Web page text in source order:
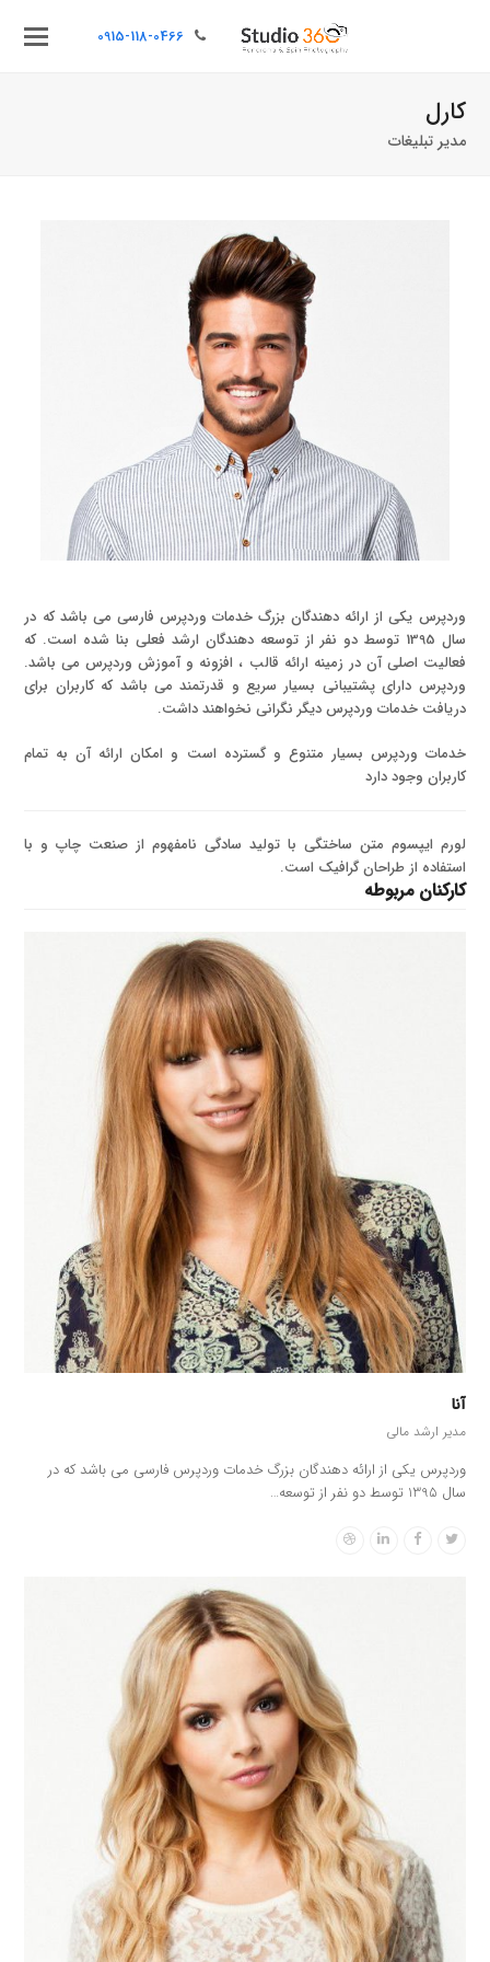
0915-118-0466
کارل
مدیر تبلیغات
وردپرس یکی از ارائه دهندگان بزرگ خدمات وردپرس فارسی می باشد که در
سال 1395 توسط دو نفر از توسعه دهندگان ارشد فعلی بنا شده است. که
فعالیت اصلی آن در زمینه ارائه قالب ، افزونه و آموزش وردپرس می باشد.
وردپرس دارای پشتیبانی بسیار سریع و قدرتمند می باشد که کاربران برای
دریافت خدمات وردپرس دیگر نگرانی نخواهند داشت.
خدمات وردپرس بسیار متنوع و گسترده است و امکان ارائه آن به تمام
کاربران وجود دارد
لورم ایپسوم متن ساختگی با تولید سادگی نامفهوم از صنعت چاپ و با
استفاده از طراحان گرافیک است.
کارکنان مربوطه
آنا
مدیر ارشد مالی
وردپرس یکی از ارائه دهندگان بزرگ خدمات وردپرس فارسی می باشد که در
سال 1395 توسط دو نفر از توسعه…
Twitter
Facebook
Linkedin
Dribbble